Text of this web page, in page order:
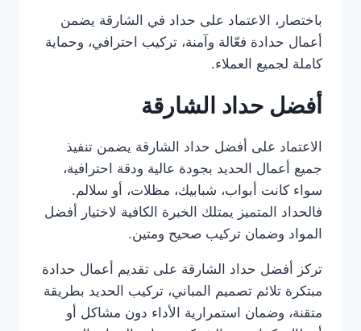
باختصار، الاعتماد على حداد في الشارقة يضمن
أعمال حدادة فعّالة وآمنة، تركيب احترافي، وحماية
كاملة لجميع العملاء.
أفضل حداد الشارقة
الاعتماد على أفضل حداد الشارقة يضمن تنفيذ
جميع أعمال الحديد بجودة عالية ودقة احترافية،
سواء كانت أبواب، شبابيك، مظلات، أو سلالم.
فالحداد المتميز يمتلك الخبرة الكافية لاختيار أفضل
المواد وضمان تركيب صحيح ومتين.
تركز أفضل حداد الشارقة على تقديم أعمال حدادة
مبتكرة تلائم تصميم المباني، تركيب الحديد بطريقة
متقنة، وضمان استمرارية الأداء دون مشاكل أو